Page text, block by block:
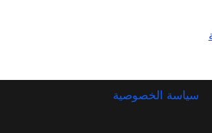
سياسة الخصوصية